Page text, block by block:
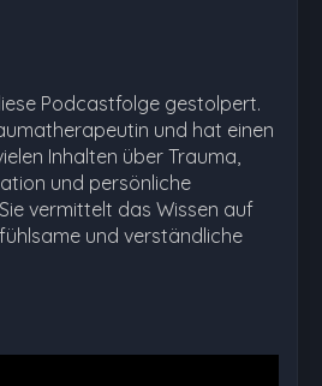
Podcastfolge gestolpert.
und hat einen
Inhalten über Trauma,
und persönliche
vermittelt das Wissen auf
und verständliche